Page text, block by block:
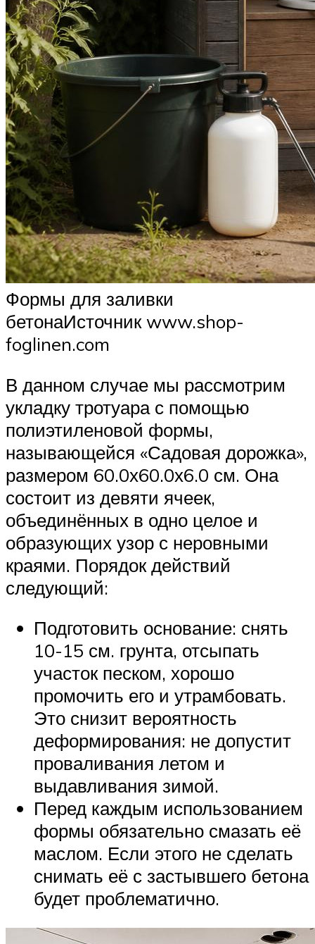
Формы для заливки
бетонаИсточник www.shop-
foglinen.com
В данном случае мы рассмотрим
укладку тротуара с помощью
полиэтиленовой формы,
называющейся «Садовая дорожка»,
размером 60.0х60.0х6.0 см. Она
состоит из девяти ячеек,
объединённых в одно целое и
образующих узор с неровными
краями. Порядок действий
следующий:
Подготовить основание: снять
10-15 см. грунта, отсыпать
участок песком, хорошо
промочить его и утрамбовать.
Это снизит вероятность
деформирования: не допустит
проваливания летом и
выдавливания зимой.
Перед каждым использованием
формы обязательно смазать её
маслом. Если этого не сделать
снимать её с застывшего бетона
будет проблематично.